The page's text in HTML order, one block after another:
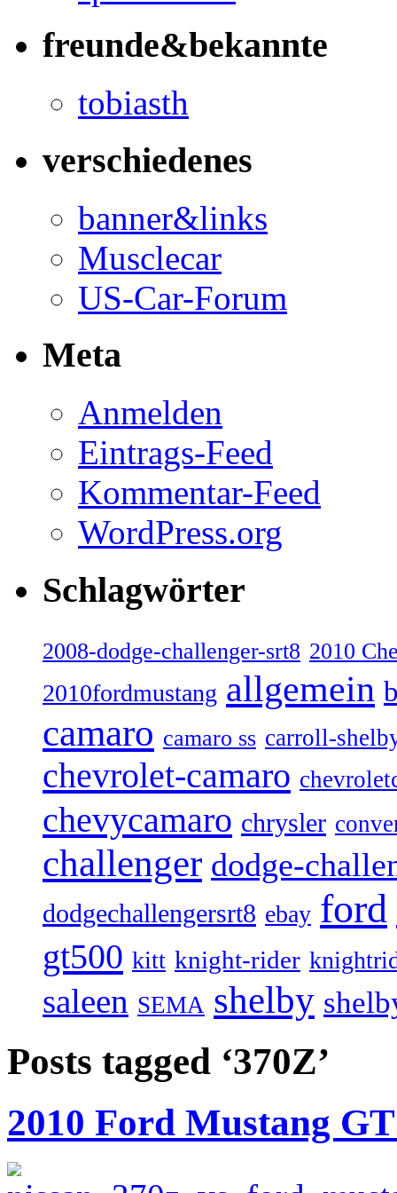
freunde&bekannte
tobiasth
verschiedenes
banner&links
Musclecar
US-Car-Forum
Meta
Anmelden
Eintrags-Feed
Kommentar-Feed
WordPress.org
Schlagwörter
2008-dodge-challenger-srt8 2010
2010fordmustang allgemein
camaro camaro ss carroll-
chevrolet-camaro
chevycamaro chrysler
challenger dodge-
dodgechallengersrt8 ebay ford
gt500 kitt knight-rider
saleen SEMA shelby
Posts tagged ‘370Z’
2010 Ford Mustang